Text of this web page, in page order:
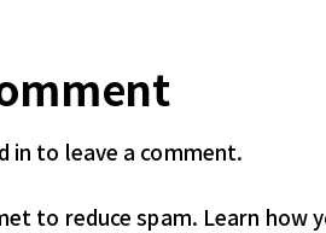
in to leave a comment.
to reduce spam. Learn how